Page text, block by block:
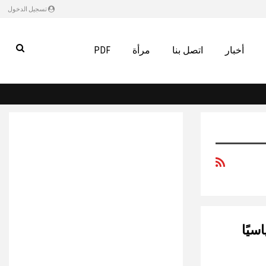
تسجيل الدخول
أخبار اتصل بنا مرأة PDF